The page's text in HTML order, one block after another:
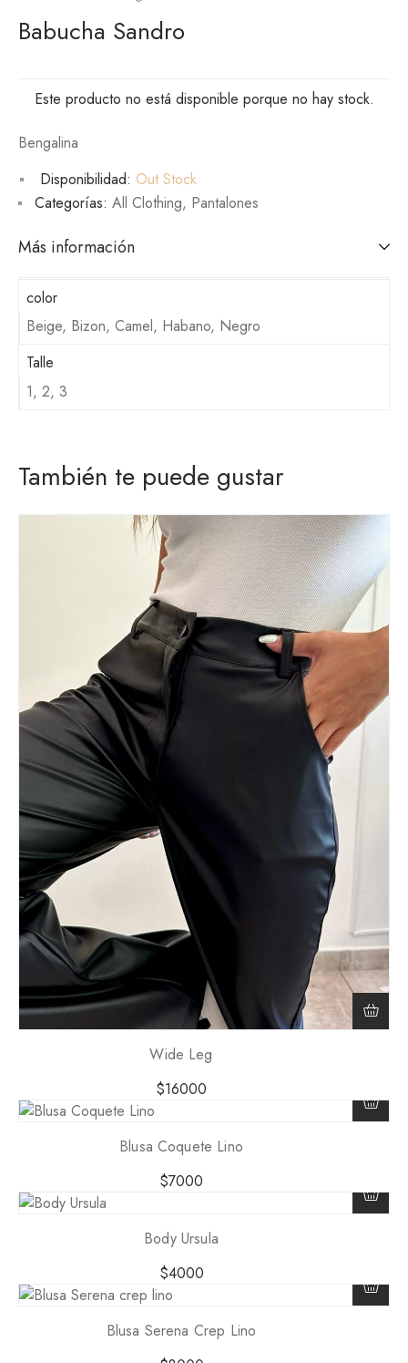
Babucha Sandro
Este producto no está disponible porque no hay stock.
Bengalina
Disponibilidad: Out Stock
Categorías: All Clothing, Pantalones
Más información
color
Beige, Bizon, Camel, Habano, Negro
Talle
1, 2, 3
También te puede gustar
Wide Leg
$16000
Blusa Coquete Lino
$7000
Body Ursula
$4000
Blusa Serena Crep Lino